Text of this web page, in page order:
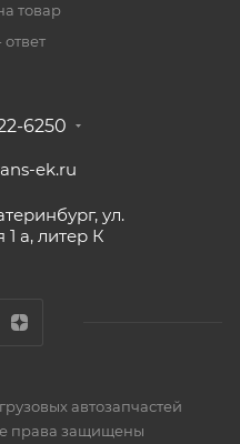
товар
6250
ek.ru
ул.
а, литер К
автозапчастей
права защищены